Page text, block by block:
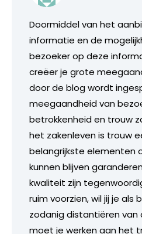
Doormiddel van het
informatie en de
bezoeker op deze
creëer je grote
door de blog wordt
meegaandheid van
betrokkenheid en trouw
het zakenleven is trouw
belangrijkste elementen
kunnen blijven
kwaliteit zijn
ruim voorzien, wil jij je als
zodanig distantiëren
moet je werken aan het